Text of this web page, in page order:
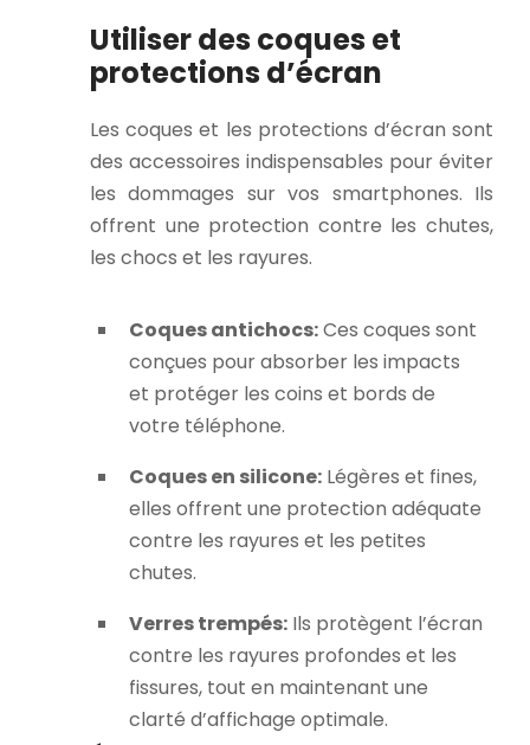
Utiliser des coques et
protections d’écran
Les coques et les protections d’écran sont
des accessoires indispensables pour éviter
les dommages sur vos smartphones. Ils
offrent une protection contre les chutes,
les chocs et les rayures.
Coques antichocs:Ces coques sont
conçues pour absorber les impacts
et protéger les coins et bords de
votre téléphone.
Coques en silicone: Légères et fines,
elles offrent une protection adéquate
contre les rayures et les petites
chutes.
Verres trempés: Ils protègent l’écran
contre les rayures profondes et les
fissures, tout en maintenant une
clarté d’affichage optimale.